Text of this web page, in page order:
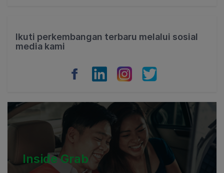
Cambodia
Ikuti perkembangan terbaru melalui sosial
media kami
Inside Grab